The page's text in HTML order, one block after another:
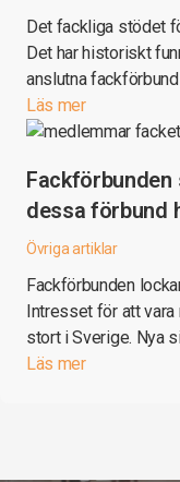
Det fackliga stödet
Det har historiskt
anslutna
Läs mer
dessa förbund
Övriga artiklar
Fackförbunden
Intresset för att
stort i Sverige. Nya
Läs mer